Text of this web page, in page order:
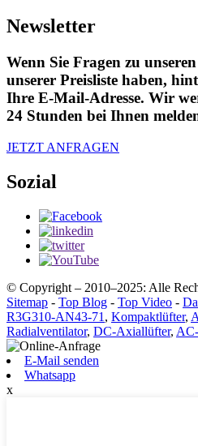
Newsletter
Wenn Sie Fragen zu
unserer Preisliste haben,
Ihre E-Mail-Adresse. Wir
24 Stunden bei Ihnen
JETZT ANFRAGEN
Sozial
© Copyright – 2010–2025: Alle
Sitemap - Top Blog - Top Video -
R3G310-AN43-71 , Kompaktlüfter,
Radialventilator, DC-Axiallüfter,
E-Mail senden
Whatsapp
x